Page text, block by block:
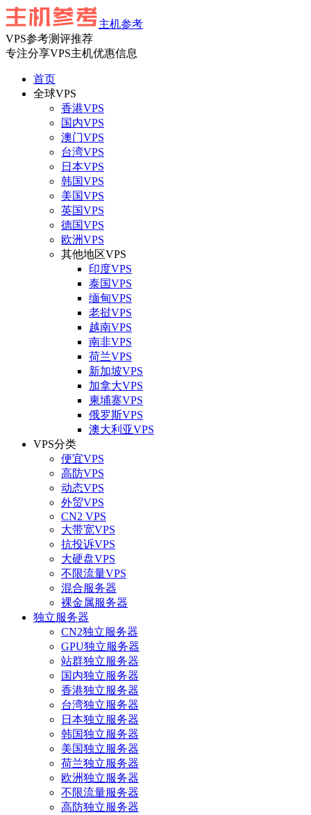
主机参考
VPS参考测评推荐
专注分享VPS主机优惠信息
首页
全球VPS
香港VPS
国内VPS
澳门VPS
台湾VPS
日本VPS
韩国VPS
美国VPS
英国VPS
德国VPS
欧洲VPS
其他地区VPS
印度VPS
泰国VPS
缅甸VPS
老挝VPS
越南VPS
南非VPS
荷兰VPS
新加坡VPS
加拿大VPS
柬埔寨VPS
俄罗斯VPS
澳大利亚VPS
VPS分类
便宜VPS
高防VPS
动态VPS
外贸VPS
CN2 VPS
大带宽VPS
抗投诉VPS
大硬盘VPS
不限流量VPS
混合服务器
裸金属服务器
独立服务器
CN2独立服务器
GPU独立服务器
站群独立服务器
国内独立服务器
香港独立服务器
台湾独立服务器
日本独立服务器
韩国独立服务器
美国独立服务器
荷兰独立服务器
欧洲独立服务器
不限流量服务器
高防独立服务器